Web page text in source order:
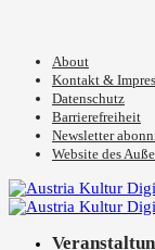
About
Kontakt &
Datenschutz
Barrierefreiheit
Newsletter
Website des